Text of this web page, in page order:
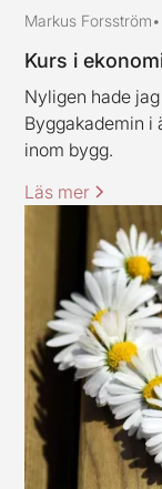
Markus Forsström•
Kurs i
Nyligen hade
Byggakademin i
inom bygg.
Läs mer